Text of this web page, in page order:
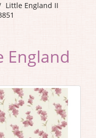
Little England II
England